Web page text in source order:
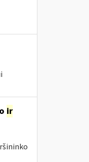
ir